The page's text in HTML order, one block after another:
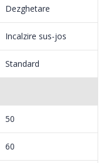
Dezghetare
Incalzire sus-jos
Standard
50
60